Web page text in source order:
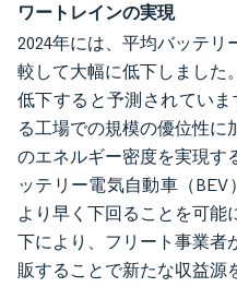
ワートレインの実現
2024年には、平均バッテ
較して大幅に低下しました
低下すると予測されてい
る工場での規模の優位性に
のエネルギー密度を実現す
ッテリー電気自動車（
より早く下回ることを可能
下により、フリート事業者
販することで新たな収益源